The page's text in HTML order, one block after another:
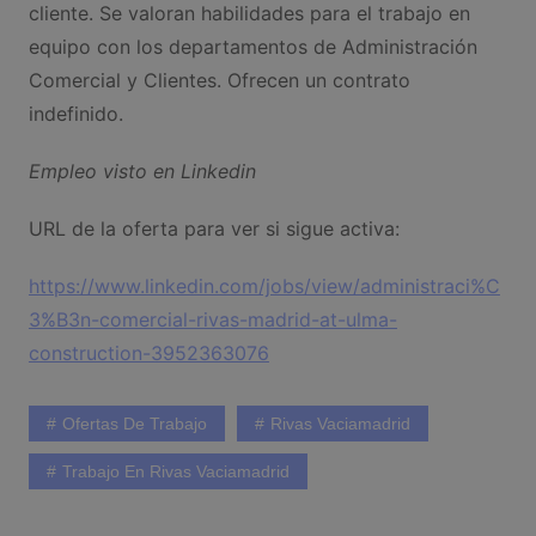
cliente. Se valoran habilidades para el trabajo en
equipo con los departamentos de Administración
Comercial y Clientes. Ofrecen un contrato
indefinido.
Empleo visto en Linkedin
URL de la oferta para ver si sigue activa:
https://www.linkedin.com/jobs/view/administraci%C
3%B3n-comercial-rivas-madrid-at-ulma-
construction-3952363076
Ofertas De Trabajo Rivas Vaciamadrid
Trabajo En Rivas Vaciamadrid